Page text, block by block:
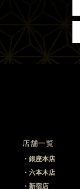
店舗一覧
銀座本店
六本木店
新宿店